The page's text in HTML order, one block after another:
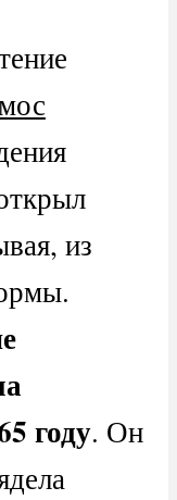
из
году. Он